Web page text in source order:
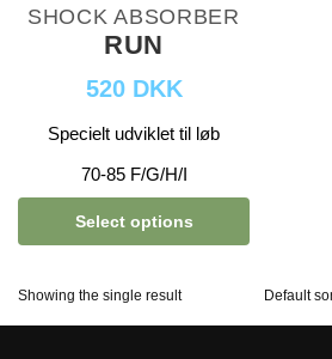
SHOCK ABSORBER
RUN
520 DKK
Specielt udviklet til løb
70-85 F/G/H/I
Select options
Showing the single result